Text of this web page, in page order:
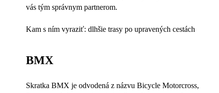
vás tým správnym partnerom.
Kam s ním vyraziť: dlhšie trasy po upravených cestách
BMX
Skratka BMX je odvodená z názvu Bicycle Motorcross,